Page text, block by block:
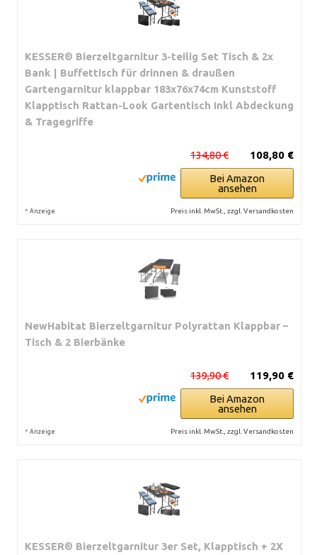
KESSER® Bierzeltgarnitur 3-teilig Set Tisch & 2x
Bank | Buffettisch für drinnen & draußen
Gartengarnitur klappbar 183x76x74cm Kunststoff
Klapptisch Rattan-Look Gartentisch Inkl Abdeckung
& Tragegriffe
108,80 €
134,80 €
Bei Amazon
ansehen
* Anzeige Preis inkl. MwSt., zzgl. Versandkosten
NewHabitat Bierzeltgarnitur Polyrattan Klappbar –
Tisch & 2 Bierbänke
119,90 €
139,90 €
Bei Amazon
ansehen
* Anzeige Preis inkl. MwSt., zzgl. Versandkosten
KESSER® Bierzeltgarnitur 3er Set, Klapptisch + 2X